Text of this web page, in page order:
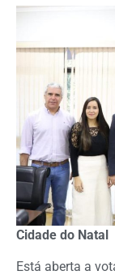
Cidade do Natal
Está aberta a